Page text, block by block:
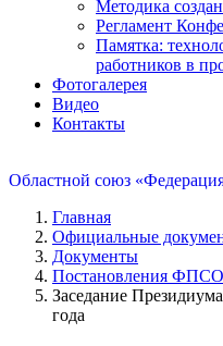
Методика
Регламент
Памятка:
работников в
Фотогалерея
Видео
Контакты
Областной союз
Главная
Официальные
Документы
Постановления ФПСО
Заседание
года